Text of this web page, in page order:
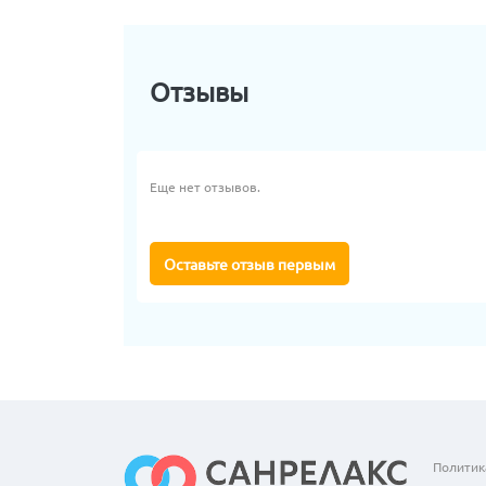
Отзывы
Еще нет отзывов.
Оставьте отзыв первым